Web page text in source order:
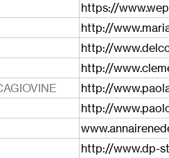
https://
http://
http://
http://
http://
http://
http://www.dp-